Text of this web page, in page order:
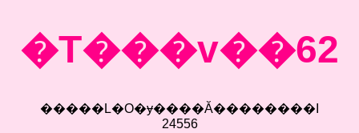
�T���v��62
�����L�O�ɏ����Ă��������I
24556